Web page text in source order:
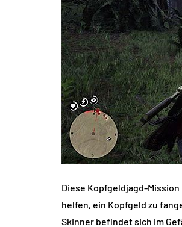
Diese Kopfgeldjagd-
helfen, ein Kopfgeld zu
Skinner befindet sich im